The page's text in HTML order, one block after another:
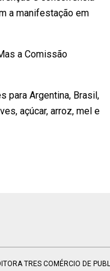
a manifestação em
a Comissão
para Argentina, Brasil,
açúcar, arroz, mel e
TRES COMÉRCIO DE